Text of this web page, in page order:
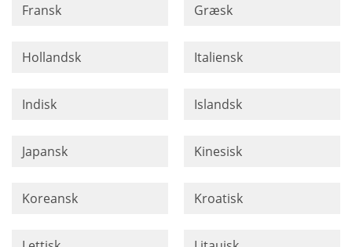
Fransk Græsk
Hollandsk Italiensk
Indisk Islandsk
Japansk Kinesisk
Koreansk Kroatisk